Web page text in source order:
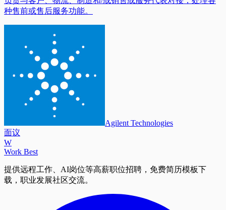
种售前或售后服务功能。
Agilent Technologies
面议
W
Work Best
提供远程工作、AI岗位等高薪职位招聘，免费简历模板下
载，职业发展社区交流。